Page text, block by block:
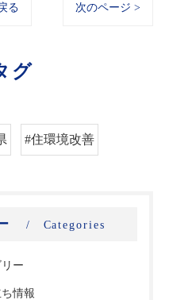
る 次のページ >
グ
#住環境改善
Categories
ー
情報